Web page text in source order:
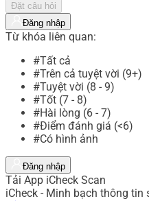
Đặt câu hỏi
Đăng nhập
Từ khóa liên quan:
#Tất cả
#Trên cả tuyệt vời (9+)
#Tuyệt vời (8 - 9)
#Tốt (7 - 8)
#Hài lòng (6 - 7)
#Điểm đánh giá (<6)
#Có hình ảnh
Đăng nhập
Tải App iCheck Scan
iCheck - Minh bạch thông